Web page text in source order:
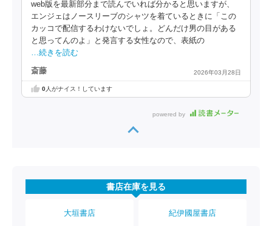
web版を最新部分まで読んでいれば分かると思いますが、
エンジェはノースリーブのシャツを着ているときに「この
カッコで配信するわけないでしょ。どんだけ男の目がある
と思ってんのよ」と発言する女性なので、表紙の
…続きを読む
斎藤 2026年03月28日
0人がナイス！しています
powered by
書店在庫を見る
大垣書店 紀伊國屋書店